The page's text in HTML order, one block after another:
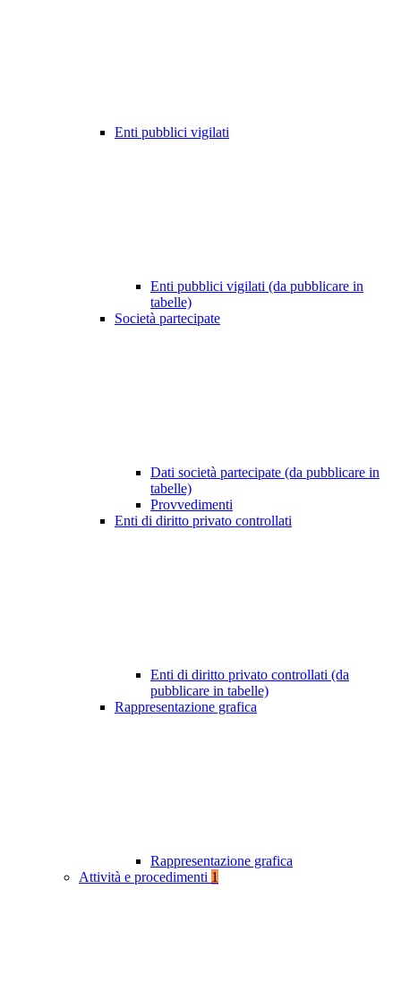
Enti pubblici vigilati
Enti pubblici vigilati (da pubblicare in
tabelle)
Società partecipate
Dati società partecipate (da pubblicare in
tabelle)
Provvedimenti
Enti di diritto privato controllati
Enti di diritto privato controllati (da
pubblicare in tabelle)
Rappresentazione grafica
Rappresentazione grafica
Attività e procedimenti 1